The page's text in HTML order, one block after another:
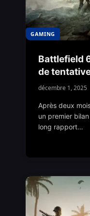
GAMING
Battlefield
de
décembre 1, 2025
Après deux
un premier
long rapport…